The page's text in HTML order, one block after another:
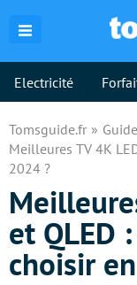
Electricité
Tomsguide.fr
Meilleures TV 4K
2024 ?
et QLED
choisir